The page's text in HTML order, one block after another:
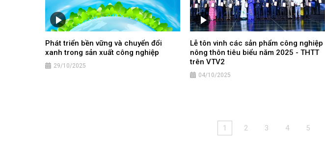
Phát triển bền vững và chuyển đổi
xanh trong sản xuất công nghiệp
29/10/2025
Lễ tôn vinh các sản phẩm công nghiệp
nông thôn tiêu biểu năm 2025 - THTT
trên VTV2
04/10/2025
1 2 3 4 5